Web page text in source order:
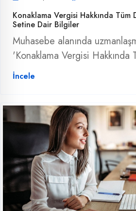
Konaklama Vergisi Hakkında Tüm
Setine Dair Bilgiler
Muhasebe alanında
'Konaklama Vergisi Hakkında
İncele